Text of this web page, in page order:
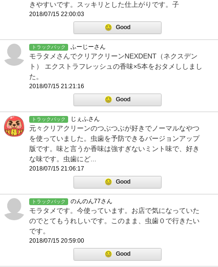
きやすいです。スッキリとした仕上がりです。子
2018/07/15 22:00:03
Good
トラックバック ふーじーさん
モラタメさんでクリアクリーンNEXDENT（ネクスデン
ト） エクストラフレッシュの香味×5本をおタメししまし
た。
2018/07/15 21:21:16
Good
トラックバック じぇふさん
元々クリアクリーンのつぶつぶが好きでノーマルなやつ
を使っていました。虫歯を予防できるバージョンアップ
版です。味と言うか香味は強すぎないミント味で、好き
な味です。虫歯にど...
2018/07/15 21:06:17
Good
トラックバック のんのん77さん
モラタメです。今使っています。お店で気になっていた
のでとてもうれしいです。このまま、虫歯０で行きたい
です。
2018/07/15 20:59:00
Good